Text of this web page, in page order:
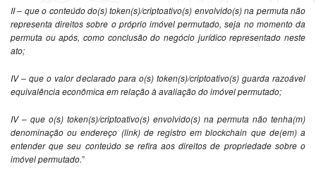
II – que o conteúdo do(s) token(s)/criptoativo(s) envolvido(s) na permuta não
representa direitos sobre o próprio imóvel permutado, seja no momento da
permuta ou após, como conclusão do negócio jurídico representado neste
ato;
IV – que o valor declarado para o(s) token(s)/criptoativo(s) guarda razoável
equivalência econômica em relação à avaliação do imóvel permutado;
IV – que o(s) token(s)/criptoativo(s) envolvido(s) na permuta não tenha(m)
denominação ou endereço (link) de registro em blockchain que de(em) a
entender que seu conteúdo se refira aos direitos de propriedade sobre o
imóvel permutado.”